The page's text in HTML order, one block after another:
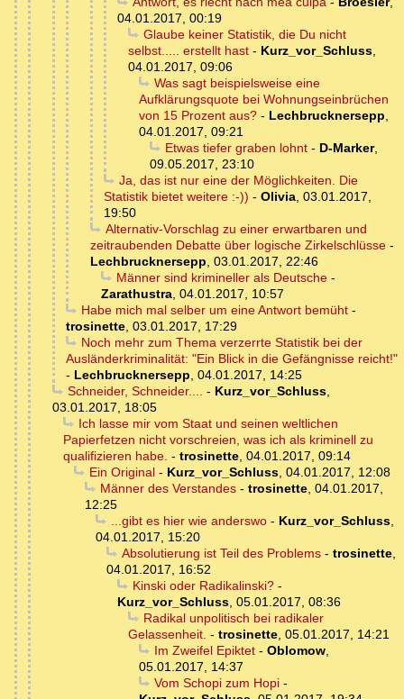
04.01.2017, 00:19
Glaube keiner Statistik, die Du nicht
selbst..... erstellt hast - Kurz_vor_Schluss,
04.01.2017, 09:06
Was sagt beispielsweise eine
Aufklärungsquote bei Wohnungseinbrüchen
von 15 Prozent aus? - Lechbrucknersepp,
04.01.2017, 09:21
Etwas tiefer graben lohnt- D-Marker,
09.05.2017, 23:10
Ja, das ist nur eine der Möglichkeiten. Die
Statistik bietet weitere :-)) - Olivia, 03.01.2017,
19:50
Alternativ-Vorschlag zu einer erwartbaren und
zeitraubenden Debatte über logische Zirkelschlüsse -
Lechbrucknersepp, 03.01.2017, 22:46
Männer sind krimineller als Deutsche-
Zarathustra, 04.01.2017, 10:57
Habe mich mal selber um eine Antwort bemüht-
trosinette, 03.01.2017, 17:29
Noch mehr zum Thema verzerrte Statistik bei der
Ausländerkriminalität: "Ein Blick in die Gefängnisse reicht!"
- Lechbrucknersepp, 04.01.2017, 14:25
Schneider, Schneider.... - Kurz_vor_Schluss,
03.01.2017, 18:05
Ich lasse mir vom Staat und seinen weltlichen
Papierfetzen nicht vorschreien, was ich als kriminell zu
qualifizieren habe. - trosinette, 04.01.2017, 09:14
Ein Original- Kurz_vor_Schluss, 04.01.2017, 12:08
Männer des Verstandes- trosinette, 04.01.2017,
12:25
...gibt es hier wie anderswo- Kurz_vor_Schluss,
04.01.2017, 15:20
Absolutierung ist Teil des Problems- trosinette,
04.01.2017, 16:52
Kinski oder Radikalinski?-
Kurz_vor_Schluss, 05.01.2017, 08:36
Radikal unpolitisch bei radikaler
Gelassenheit. - trosinette, 05.01.2017, 14:21
Im Zweifel Epiktet- Oblomow,
05.01.2017, 14:37
Vom Schopi zum Hopi-